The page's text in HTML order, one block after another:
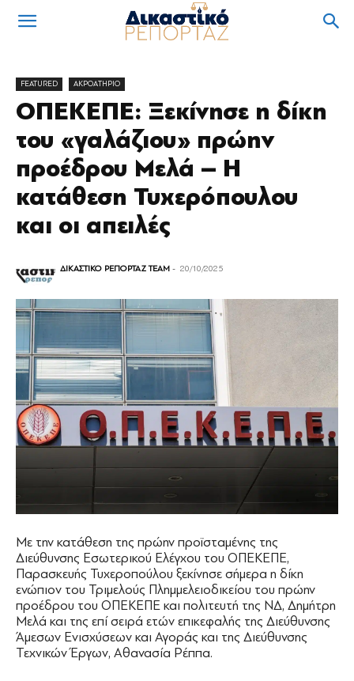
FEATURED ΑΚΡΟΑΤΗΡΙΟ
ΟΠΕΚΕΠΕ: Ξεκίνησε η δίκη
του «γαλάζιου» πρώην
προέδρου Μελά – Η
κατάθεση Τυχερόπουλου
και οι απειλές
ΔΙΚΑΣΤΙΚΟ ΡΕΠΟΡΤΑΖ TEAM - 20/10/2025
Με την κατάθεση της πρώην προϊσταμένης της
Διεύθυνσης Εσωτερικού Ελέγχου του ΟΠΕΚΕΠΕ,
Παρασκευής Τυχεροπούλου ξεκίνησε σήμερα η δίκη
ενώπιον του Τριμελούς Πλημμελειοδικείου του πρώην
προέδρου του ΟΠΕΚΕΠΕ και πολιτευτή της ΝΔ, Δημήτρη
Μελά και της επί σειρά ετών επικεφαλής της Διεύθυνσης
Άμεσων Ενισχύσεων και Αγοράς και της Διεύθυνσης
Τεχνικών Έργων, Αθανασία Ρέππα.